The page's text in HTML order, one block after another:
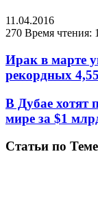
11.04.2016
270 Время чтения:
Ирак в марте
рекордных
В Дубае хотят
мире за $1
Статьи по Теме